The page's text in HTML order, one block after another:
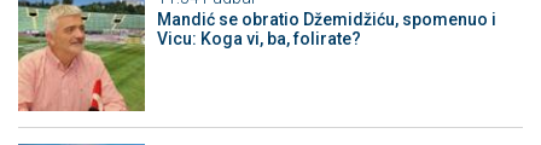
Mandić se obratio Džemidžiću, spomenuo i
Vicu: Koga vi, ba, folirate?